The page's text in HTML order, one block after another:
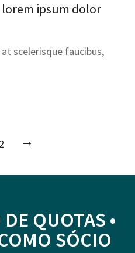
ipsum dolor
scelerisque faucibus,
2
QUOTAS •
SÓCIO